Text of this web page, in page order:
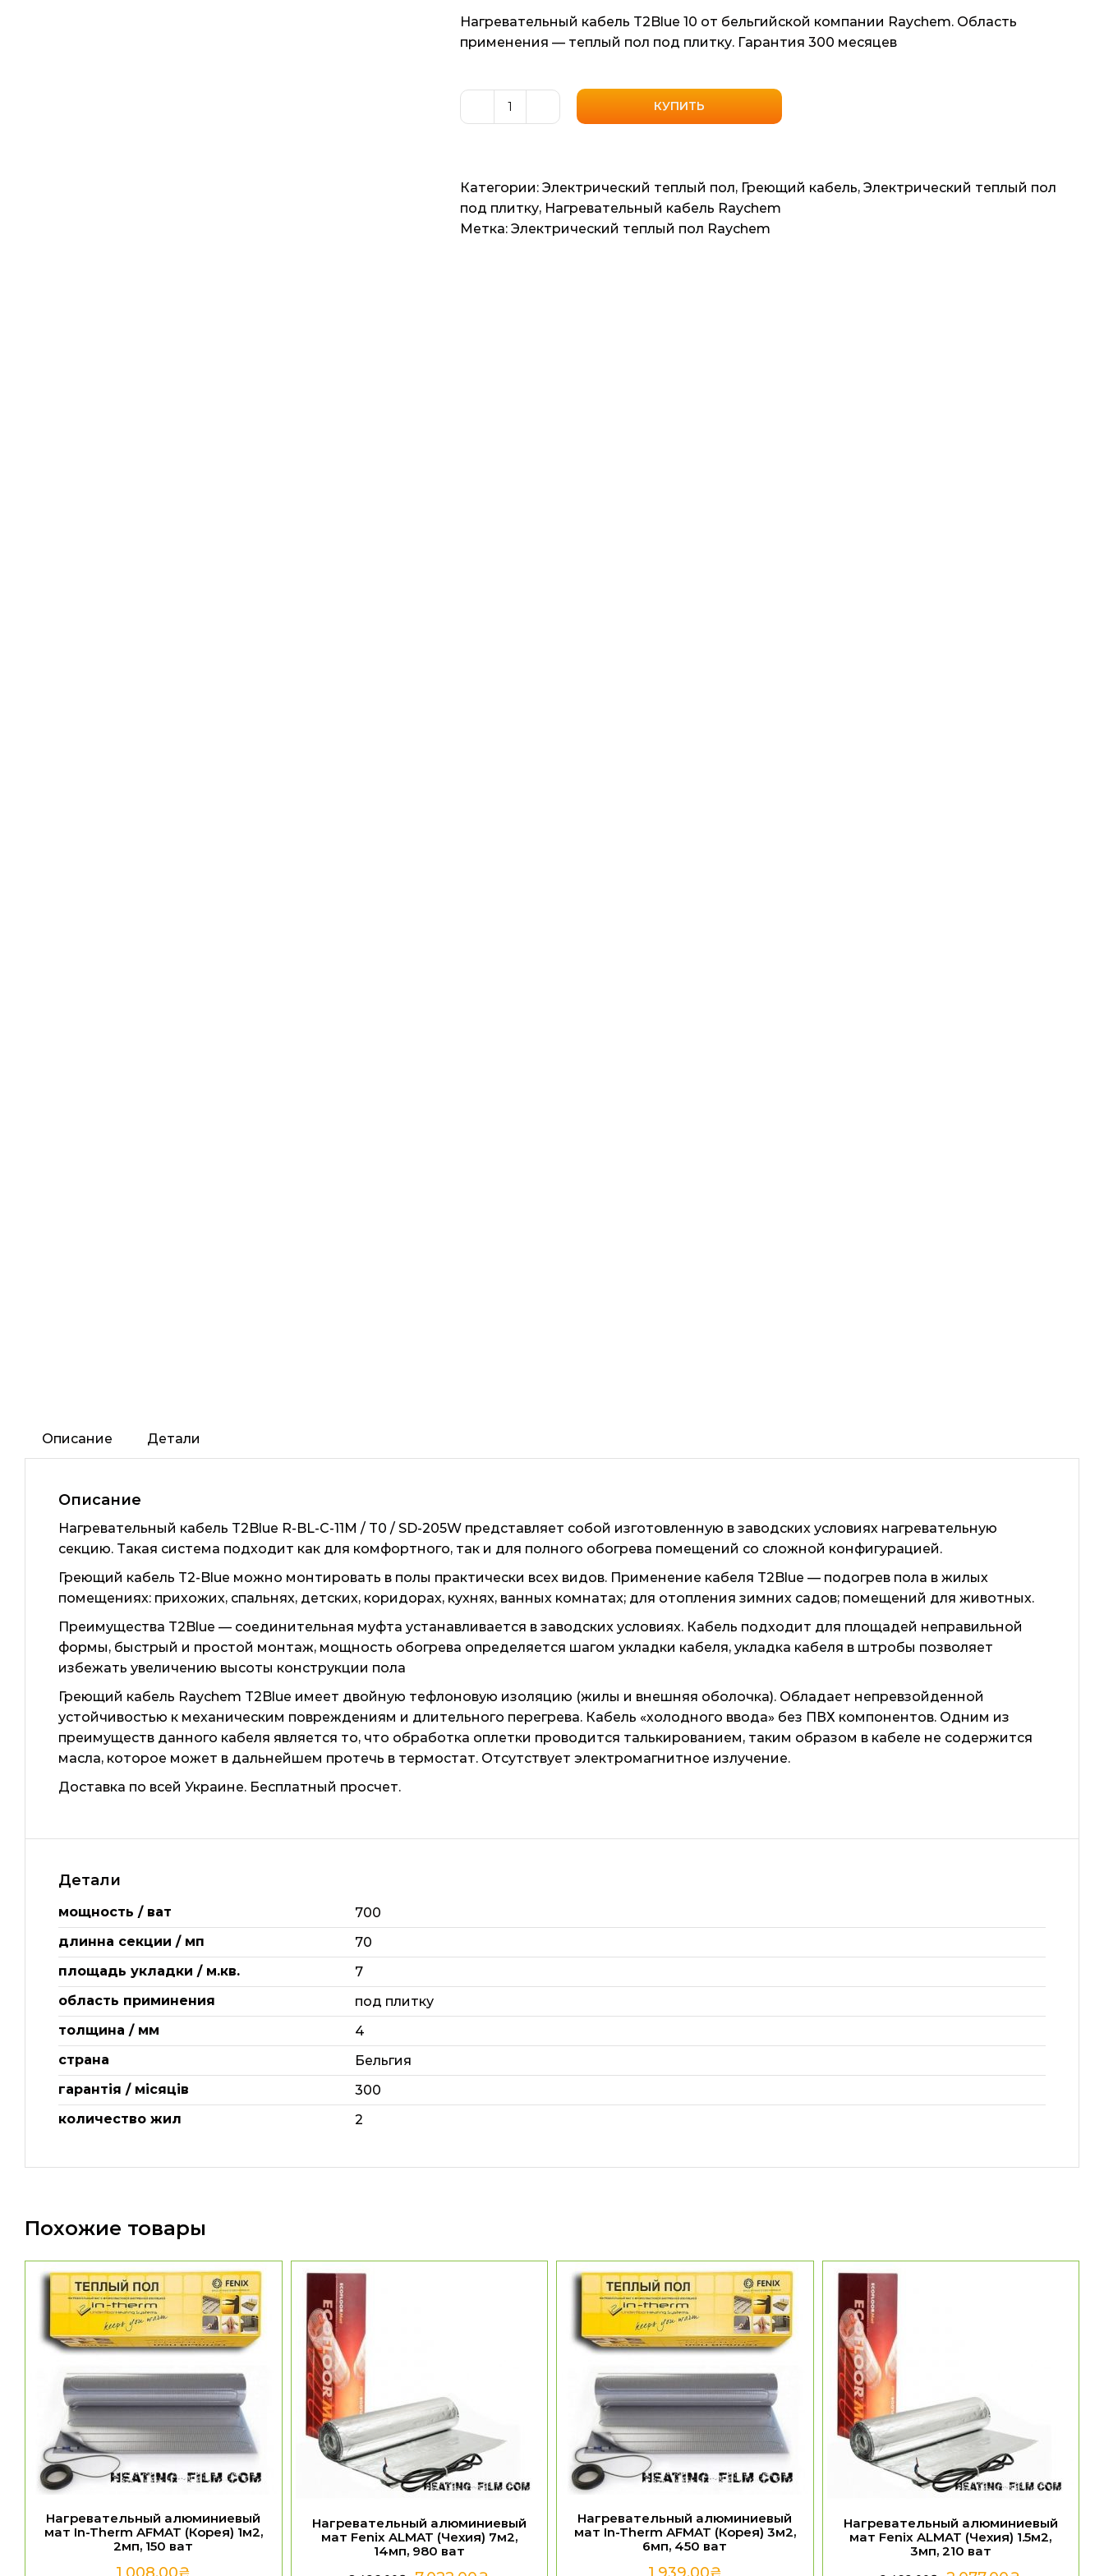
Нагревательный кабель T2Blue 10 от бельгийской компании Raychem. Область
применения — теплый пол под плитку. Гарантия 300 месяцев
Количество
Raychem
T2Blue
КУПИТЬ
Категории: Электрический теплый пол, Греющий кабель, Электрический теплый пол
под плитку, Нагревательный кабель Raychem
Метка: Электрический теплый пол Raychem
Описание Детали
Описание
Нагревательный кабель T2Blue R-BL-C-11M / T0 / SD-205W представляет собой изготовленную в заводских условиях нагревательную
секцию. Такая система подходит как для комфортного, так и для полного обогрева помещений со сложной конфигурацией.
Греющий кабель T2-Blue можно монтировать в полы практически всех видов. Применение кабеля T2Blue — подогрев пола в жилых
помещениях: прихожих, спальнях, детских, коридорах, кухнях, ванных комнатах; для отопления зимних садов; помещений для животных.
Преимущества T2Blue — соединительная муфта устанавливается в заводских условиях. Кабель подходит для площадей неправильной
формы, быстрый и простой монтаж, мощность обогрева определяется шагом укладки кабеля, укладка кабеля в штробы позволяет
избежать увеличению высоты конструкции пола
Греющий кабель Raychem T2Blue имеет двойную тефлоновую изоляцию (жилы и внешняя оболочка). Обладает непревзойденной
устойчивостью к механическим повреждениям и длительного перегрева. Кабель «холодного ввода» без ПВХ компонентов. Одним из
преимуществ данного кабеля является то, что обработка оплетки проводится талькированием, таким образом в кабеле не содержится
масла, которое может в дальнейшем протечь в термостат. Отсутствует электромагнитное излучение.
Доставка по всей Украине. Бесплатный просчет.
Детали
мощность / ват
700
длинна секции / мп
70
площадь укладки / м.кв.
7
область приминения
под плитку
толщина / мм
4
страна
Бельгия
гарантія / місяців
300
количество жил
2
Похожие товары
Нагревательный алюминиевый
мат In-Therm AFMAT (Корея) 1м2,
2мп, 150 ват
Нагревательный алюминиевый
мат Fenix ALMAT (Чехия) 7м2,
14мп, 980 ват
Нагревательный алюминиевый
мат In-Therm AFMAT (Корея) 3м2,
6мп, 450 ват
Нагревательный алюминиевый
мат Fenix ALMAT (Чехия) 1.5м2,
3мп, 210 ват